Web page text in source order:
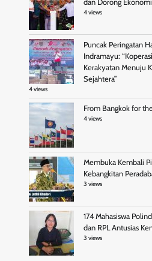
dan Dorong
4 views
Puncak Peringatan
Indramayu:
Kerakyatan Menuju
Sejahtera”
4 views
From Bangkok for
4 views
Membuka Kembali
Kebangkitan
3 views
174 Mahasiswa
dan RPL Antusias
3 views